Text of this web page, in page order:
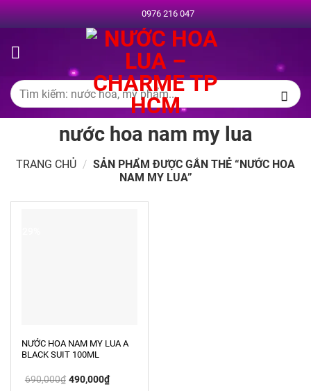
Chuyển
đến
dung
0976 216 047
Tìm
kiếm:
nước hoa nam my lua
TRANG CHỦ / SẢN PHẨM ĐƯỢC GẮN THẺ “NƯỚC HOA
NAM MY LUA”
NƯỚC HOA NAM MY LUA A
BLACK SUIT 100ML
690,000₫ Giá
gốc
490,000₫Giá
hiện